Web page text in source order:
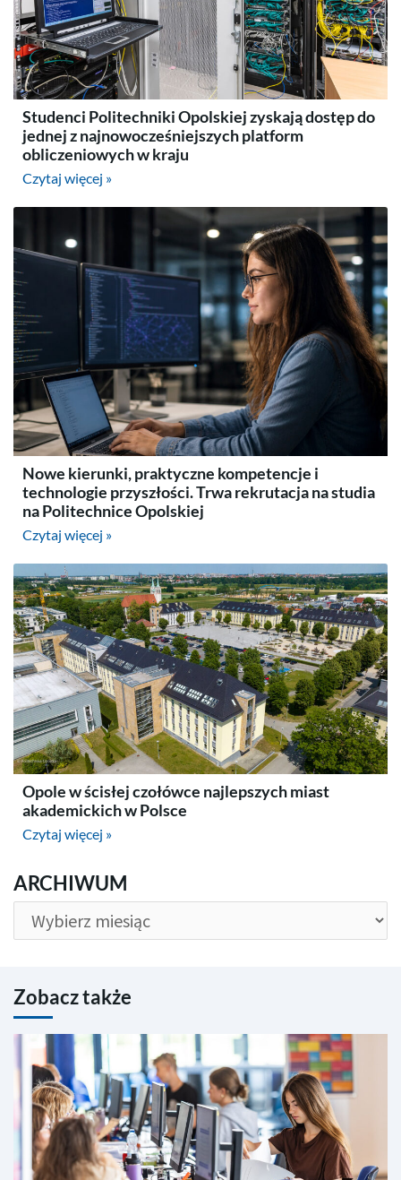
Studenci Politechniki Opolskiej zyskają dostęp do
jednej z najnowocześniejszych platform
obliczeniowych w kraju
Czytaj więcej »
Nowe kierunki, praktyczne kompetencje i
technologie przyszłości. Trwa rekrutacja na studia
na Politechnice Opolskiej
Czytaj więcej »
Opole w ścisłej czołówce najlepszych miast
akademickich w Polsce
Czytaj więcej »
ARCHIWUM
ARCHIWUM
Zobacz także